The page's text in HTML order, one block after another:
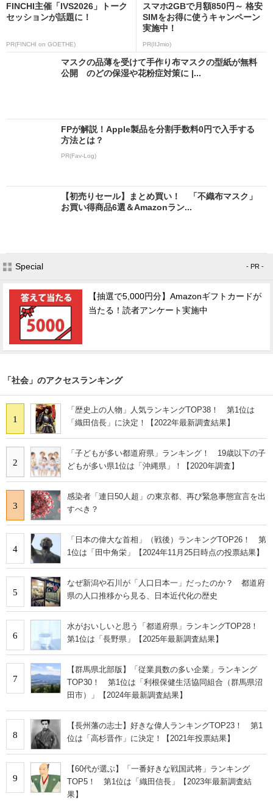
FINCHI主催「IVS2026」トーク
セッションが話題に！
PR(FINCHI on GOETHE)
スマホ2GBで月額850円～ 格安
SIMをお得に使うキャンペーン
実施中！
PR(IIJmio)
マスクの品薄を受けて手作り布マスクの型紙が無料
公開 のどの保湿や花粉症対策に |...
FPが解説！Apple製品を分割手数料0円で入手する
方法とは？
PR(Fav-Log)
【初売りセール】まとめ買い！ 「不織布マスク」
お買い得商品6選＆Amazonラン...
Special - PR -
【抽選で5,000円分】Amazonギフトカードが
当たる！読者アンケート実施中
「社会」のアクセスランキング
1
「歴史上の人物」人気ランキングTOP38！ 第1位は
「織田信長」に決定！【2022年最新調査結果】
2
「子どもが多い都道府県」ランキング！ 19歳以下の子
どもが多い県1位は「沖縄県」！【2020年調査】
3
感染者「連日50人超」の東京都、再び緊急事態宣言を出
すべき？
4
「日本の偉大な首相」（戦後）ランキングTOP26！ 第
1位は「田中角栄」【2024年11月25日時点の投票結果】
5
なぜ新潟や石川が「人口日本一」だったのか？ 都道府
県の人口推移から見る、日本近代化の歴史
6
水がおいしいと思う「都道府県」ランキングTOP28！
第1位は「長野県」【2025年最新調査結果】
7
【群馬県北部版】「従業員数の多い企業」ランキング
TOP30！ 第1位は「利根保健生活協同組合（群馬県沼
田市）」【2024年最新調査結果】
8
【長州藩の志士】好きな偉人ランキングTOP23！ 第1
位は「高杉晋作」に決定！【2021年投票結果】
9
【60代が選ぶ】「一番好きな戦国武将」ランキング
TOP5！ 第1位は「織田信長」【2023年最新調査結
果】